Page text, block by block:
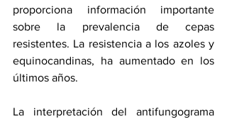
proporciona información importante
sobre la prevalencia de cepas
resistentes. La resistencia a los azoles y
equinocandinas, ha aumentado en los
últimos años.
La interpretación del antifungograma